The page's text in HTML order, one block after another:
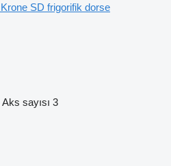
Krone SD frigorifik dorse
Aks sayısı 3